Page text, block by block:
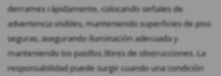
derrames rápidamente, colocando señales de
advertencia visibles, manteniendo superficies de piso
seguras, asegurando iluminación adecuada y
manteniendo los pasillos libres de obstrucciones. La
responsabilidad puede surgir cuando una condición